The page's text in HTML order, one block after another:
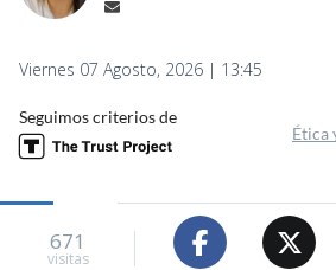
Viernes 07 Agosto, 2026 | 13:45
Seguimos criterios de
Ética
671
visitas